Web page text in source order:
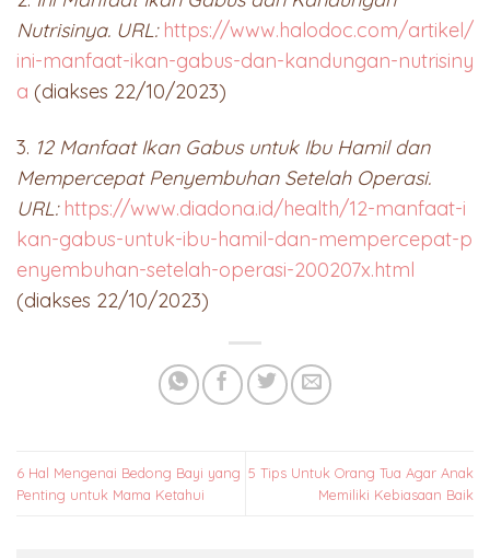
Nutrisinya. URL: https://www.halodoc.com/artikel/
ini-manfaat-ikan-gabus-dan-kandungan-nutrisiny
a (diakses 22/10/2023)
3. 12 Manfaat Ikan Gabus untuk Ibu Hamil dan
Mempercepat Penyembuhan Setelah Operasi.
URL: https://www.diadona.id/health/12-manfaat-i
kan-gabus-untuk-ibu-hamil-dan-mempercepat-p
enyembuhan-setelah-operasi-200207x.html
(diakses 22/10/2023)
6 Hal Mengenai Bedong Bayi yang
Penting untuk Mama Ketahui
5 Tips Untuk Orang Tua Agar Anak
Memiliki Kebiasaan Baik